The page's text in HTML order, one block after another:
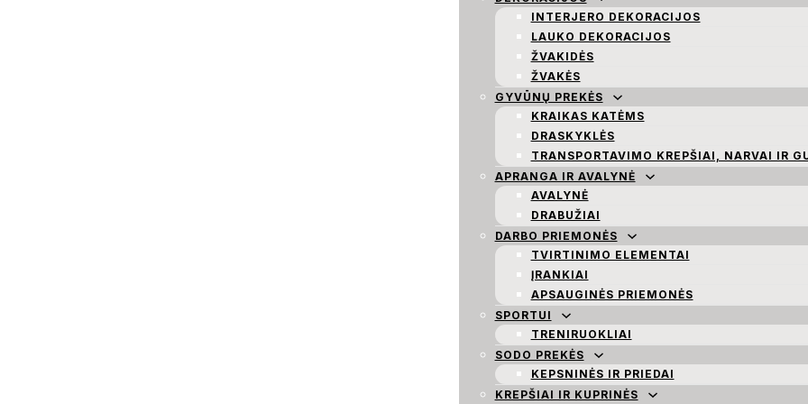
INTERJERO DEKORACIJOS
LAUKO DEKORACIJOS
ŽVAKIDĖS
ŽVAKĖS
GYVŪNŲ PREKĖS
KRAIKAS KATĖMS
DRASKYKLĖS
TRANSPORTAVIMO KREPŠIAI, NARVAI IR
APRANGA IR AVALYNĖ
AVALYNĖ
DRABUŽIAI
DARBO PRIEMONĖS
TVIRTINIMO ELEMENTAI
ĮRANKIAI
APSAUGINĖS PRIEMONĖS
SPORTUI
TRENIRUOKLIAI
SODO PREKĖS
KEPSNINĖS IR PRIEDAI
KREPŠIAI IR KUPRINĖS